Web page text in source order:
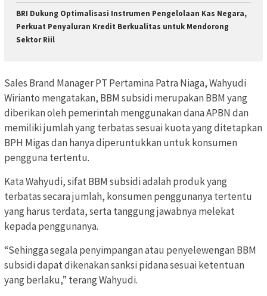
BRI Dukung Optimalisasi Instrumen Pengelolaan Kas Negara,
Perkuat Penyaluran Kredit Berkualitas untuk Mendorong
Sektor Riil
Sales Brand Manager PT Pertamina Patra Niaga, Wahyudi
Wirianto mengatakan, BBM subsidi merupakan BBM yang
diberikan oleh pemerintah menggunakan dana APBN dan
memiliki jumlah yang terbatas sesuai kuota yang ditetapkan
BPH Migas dan hanya diperuntukkan untuk konsumen
pengguna tertentu.
Kata Wahyudi, sifat BBM subsidi adalah produk yang
terbatas secara jumlah, konsumen penggunanya tertentu
yang harus terdata, serta tanggung jawabnya melekat
kepada penggunanya.
“Sehingga segala penyimpangan atau penyelewengan BBM
subsidi dapat dikenakan sanksi pidana sesuai ketentuan
yang berlaku,” terang Wahyudi.